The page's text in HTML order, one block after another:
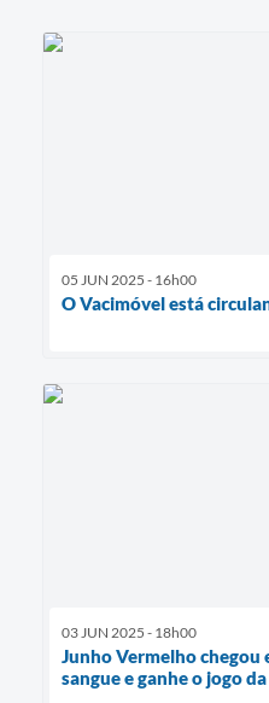
05 JUN 2025 - 16h00
O Vacimóvel está
03 JUN 2025 - 18h00
Junho Vermelho chegou
sangue e ganhe o jogo